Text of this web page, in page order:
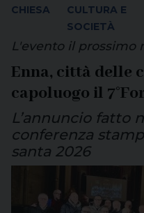
CHIESA
CULTURA E
SOCIETÀ
L'evento il prossimo
Enna, città delle
capoluogo il
L’annuncio fatto
conferenza
santa 2026